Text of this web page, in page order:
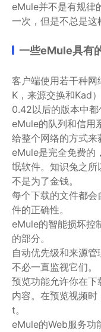
eMule并不是有规律
一次，但是不总是这
一些eMule具有
客户端使用若干种
K，来源交换和Kad
0.42以后的版本中都
eMule的队列和信用
给整个网络的方式来
eMule是完全免费的
氓软件。知识兔之
不是为了金钱。
每个下载的文件都
件的正确性。
eMule的智能损坏控
的部分。
自动优先级和来源
不必一直监视它们。
预览功能允许你在
内容。在预览视频
t。
eMule的Web服务功